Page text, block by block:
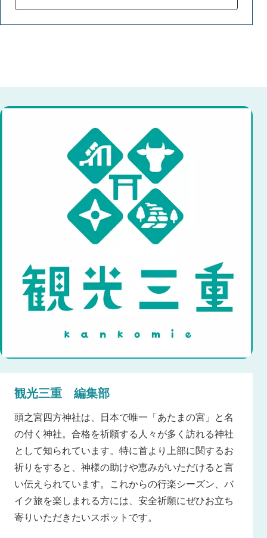
観光三重 編集部
頭之宮四方神社は、日本で唯一「あたまの宮」と名
の付く神社。合格を祈願する人々が多く訪れる神社
として知られています。特に首より上部に関するお
祈りをすると、神様の助けや恵みがいただけると言
い伝えられています。これからの行楽シーズン、バ
イク旅を楽しまれる方には、安全祈願にぜひお立ち
寄りいただきたいスポットです。